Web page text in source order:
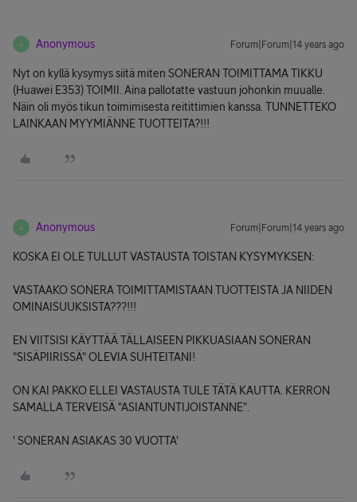
A Anonymous Forum|Forum|14 years ago
Nyt on kyllä kysymys siitä miten SONERAN TOIMITTAMA TIKKU
(Huawei E353) TOIMII. Aina pallotatte vastuun johonkin muualle.
Näin oli myös tikun toimimisesta reitittimien kanssa. TUNNETTEKO
LAINKAAN MYYMIÄNNE TUOTTEITA?!!!
A Anonymous Forum|Forum|14 years ago
KOSKA EI OLE TULLUT VASTAUSTA TOISTAN KYSYMYKSEN:
VASTAAKO SONERA TOIMITTAMISTAAN TUOTTEISTA JA NIIDEN
OMINAISUUKSISTA???!!!
EN VIITSISI KÄYTTÄÄ TÄLLAISEEN PIKKUASIAAN SONERAN
"SISÄPIIRISSÄ" OLEVIA SUHTEITANI!
ON KAI PAKKO ELLEI VASTAUSTA TULE TÄTÄ KAUTTA. KERRON
SAMALLA TERVEISÄ "ASIANTUNTIJOISTANNE".
' SONERAN ASIAKAS 30 VUOTTA'